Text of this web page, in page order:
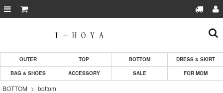
OUTER TOP BOTTOM
DRESS & SKIRT
BAG & SHOES
ACCESSORY SALE FOR MOM
BOTTOM bottom